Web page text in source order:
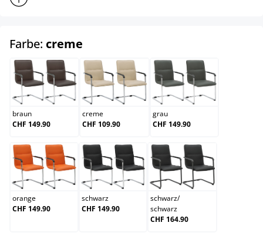
Farbe: creme
braun
braun
CHF 149.90
creme
creme
CHF 109.90
grau
grau
CHF 149.90
orange
orange
CHF 149.90
schwarz
schwarz
CHF 149.90
schwarz/schwarz
schwarz/
schwarz
CHF 164.90